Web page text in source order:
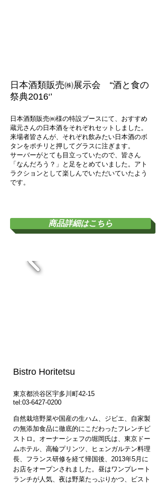
​日本酒類販売㈱展示会 “酒と食の
祭典2016‘’
日本酒類販売㈱様の特設ブースにて、おすすめ
蔵元さんの日本酒をそれぞれセットしました。
来場者皆さんが、それぞれ飲みたい日本酒のボ
タンをポチリと押してグラスに注ぎます。
​サーバーがとても目立っていたので、皆さん
「なんだろう？」と足をとめていました。アト
ラクションとして楽しんでいただいていたよう
です。
商品詳細はこちら
Bistro Horitetsu
東京都渋谷区宇多川町42-15
tel:03-6427-0200
自然栽培野菜や国産の生ハム、ジビエ、自家製
の無添加食品に徹底的にこだわったフレンチビ
ストロ。オーナーシェフの堀岡氏は、東京ドー
ムホテル、高輪プリンツ、ヒェンガルテン料理
長、フランス研修を経て帰国後、2013年5月に
お店をオープンされました。昼はワンプレート
ランチが人気、夜は野菜たっぷりかつ、ビスト